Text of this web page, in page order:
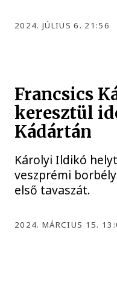
2024. JÚLIUS 6. 21:56
Francsics
keresztül
Kádártán
Károlyi Ildikó
veszprémi
első tavaszát.
2024. MÁRCIUS 15.